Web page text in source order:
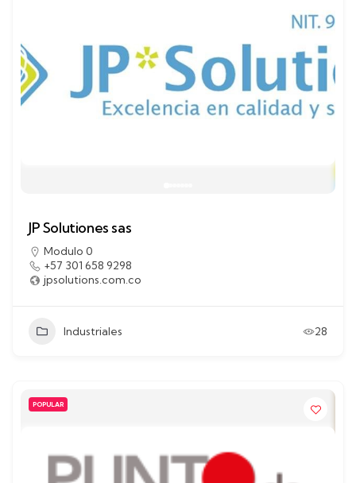
JP Solutiones sas
Modulo 0
+57 301 658 9298
jpsolutions.com.co
Industriales 28
POPULAR